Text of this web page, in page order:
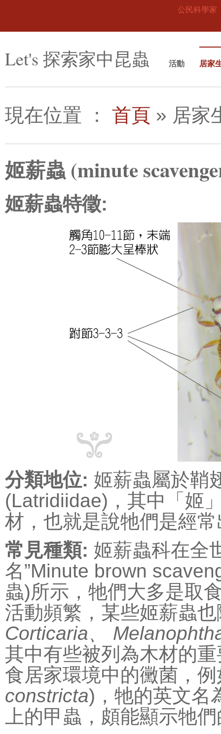
公民科學家
居家
活動
Let's 探索家中昆蟲
現在位置 ： 首頁 » 居家
姬薪蟲 (minute
姬薪蟲特徵:
分類地位: 姬薪蟲屬於鞘
(Latridiidae)，其中「姬
材，也就是說牠們是經
常見種類: 姬薪蟲科在全
名”Minute brown
蟲)所示，牠們大多是取
活動頻繁，某些姬薪蟲
Corticaria、
其中有些被列為木材的
食居家環境中的黴菌，
constricta)，牠的英文名
上的甲蟲，頗能顯示牠